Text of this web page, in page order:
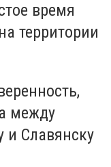
время
территории
между
и Славянску